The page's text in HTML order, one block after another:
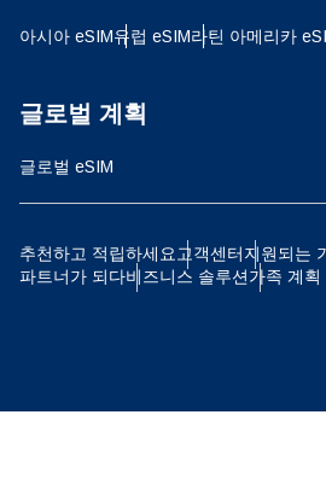
아시아 eSIM유럽 ​​eSIM라틴 아메리카
글로벌 계획
글로벌 eSIM
추천하고 적립하세요고객센터지원되는
파트너가 되다비즈니스 솔루션가족 계획